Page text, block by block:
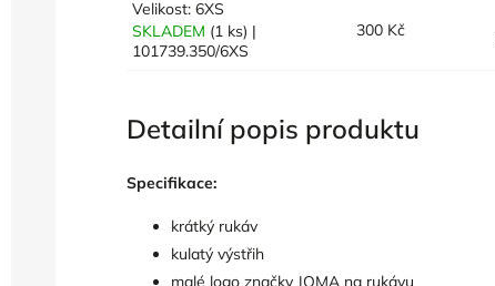
Velikost: 6XS
SKLADEM (1 ks) |
101739.350/6XS
300 Kč
Detailní popis produktu
Specifikace:
krátký rukáv
kulatý výstřih
malé logo značky JOMA na rukávu